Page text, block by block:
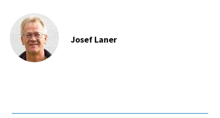
Josef Laner